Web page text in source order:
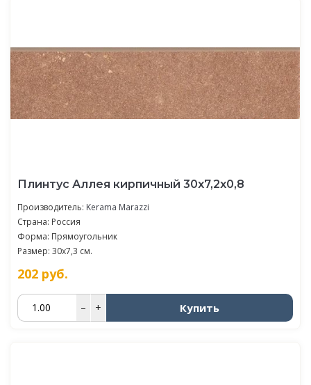
Плинтус Аллея кирпичный 30x7,2x0,8
Производитель: Kerama Marazzi
Страна: Россия
Форма: Прямоугольник
Размер: 30x7,3 см.
202 руб.
– + Купить